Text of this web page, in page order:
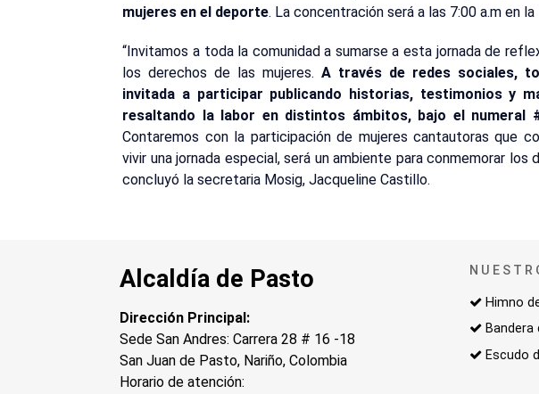
mujeres en el deporte. La concentración será a las 7:00 a.m en la
“Invitamos a toda la comunidad a sumarse a esta jornada de
los derechos de las mujeres. A través de redes sociales,
invitada a participar publicando historias, testimonios y
resaltando la labor en distintos ámbitos, bajo el numeral
Contaremos con la participación de mujeres cantautoras que
vivir una jornada especial, será un ambiente para conmemorar los
concluyó la secretaria Mosig, Jacqueline Castillo.
Alcaldía de Pasto
Dirección Principal:
Sede San Andres: Carrera 28 # 16 -18
San Juan de Pasto, Nariño, Colombia
Horario de atención:
Himno
Escudo